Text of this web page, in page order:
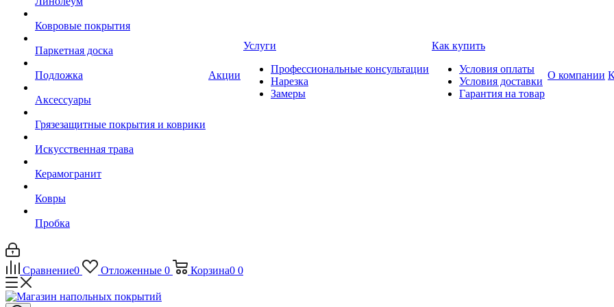
Ковровые покрытия
Паркетная доска
Подложка
Аксессуары
Грязезащитные покрытия и коврики
Искусственная трава
Керамогранит
Ковры
Пробка
Акции
Услуги
Профессиональные консультации
Нарезка
Замеры
Как купить
Условия оплаты
Условия доставки
Гарантия на товар
О компании
Сравнение0 Отложенные 0 Корзина0 0